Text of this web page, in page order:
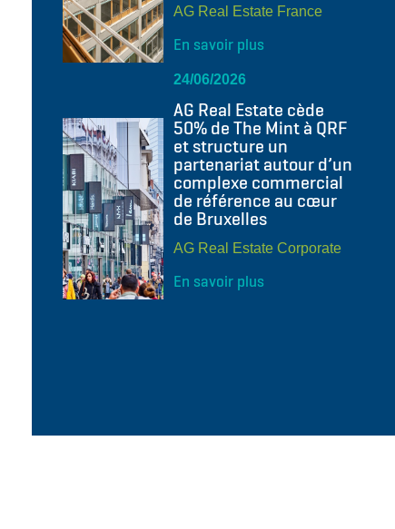
AG Real Estate France
En savoir plus
24/06/2026
AG Real Estate cède
50% de The Mint à QRF
et structure un
partenariat autour d’un
complexe commercial
de référence au cœur
de Bruxelles
AG Real Estate Corporate
En savoir plus